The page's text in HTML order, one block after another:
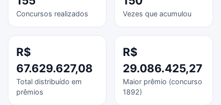
Concursos realizados Vezes que acumulou
R$
67.629.627,08
Total distribuído em
prêmios
R$
29.086.425,27
Maior prêmio (concurso
1892)